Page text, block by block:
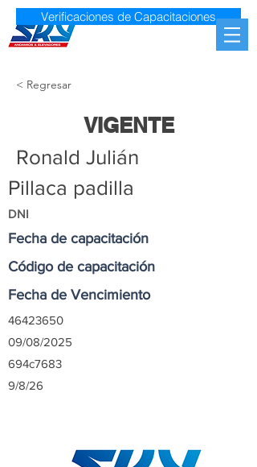
Verificaciones de Capacitaciones
< Regresar
VIGENTE
Ronald Julián
Pillaca padilla
DNI
Fecha de capacitación
Código de capacitación
Fecha de Vencimiento
46423650
09/08/2025
694c7683
9/8/26